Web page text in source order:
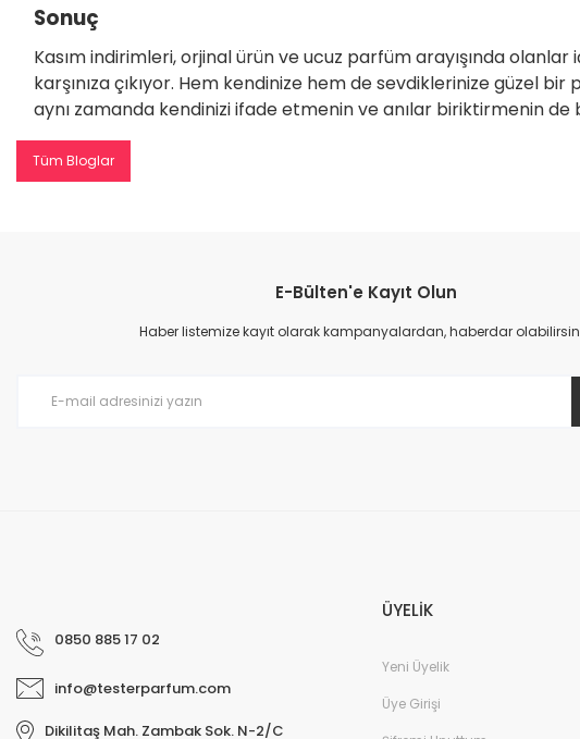
Sonuç
Kasım indirimleri, orjinal ürün ve ucuz parfüm arayışında
karşınıza çıkıyor. Hem kendinize hem de sevdiklerinize güzel
aynı zamanda kendinizi ifade etmenin ve anılar biriktirmenin de
Tüm Bloglar
E-Bülten'e Kayıt Olun
Haber listemize kayıt olarak kampanyalardan, haberdar
0850 885 17 02
info@testerparfum.com
Dikilitaş Mah. Zambak Sok. N-2/C
ÜYELİK
Yeni Üyelik
Üye Girişi